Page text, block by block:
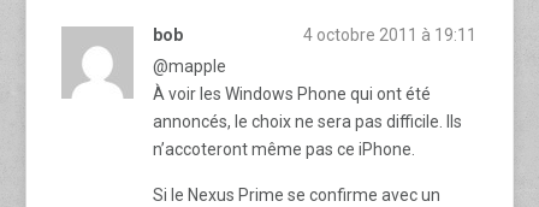
bob
4 octobre 2011 à 19:11
@mapple
À voir les Windows Phone qui ont été
annoncés, le choix ne sera pas difficile. Ils
n’accoteront même pas ce iPhone.
Si le Nexus Prime se confirme avec un